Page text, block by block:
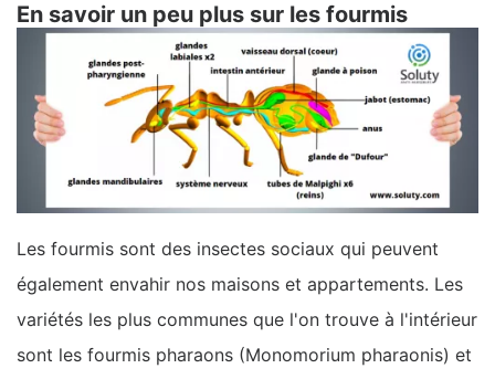
En savoir un peu plus sur les fourmis
Les fourmis sont des insectes sociaux qui peuvent
également envahir nos maisons et appartements. Les
variétés les plus communes que l'on trouve à l'intérieur
sont les fourmis pharaons (Monomorium pharaonis) et